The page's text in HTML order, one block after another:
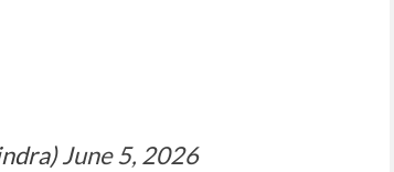
June 5, 2026